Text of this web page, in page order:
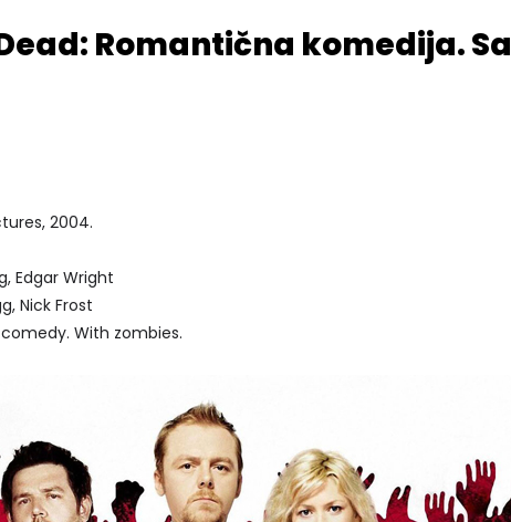
Romantična komedija. Sa
2004.
Edgar Wright
Nick Frost
With zombies.